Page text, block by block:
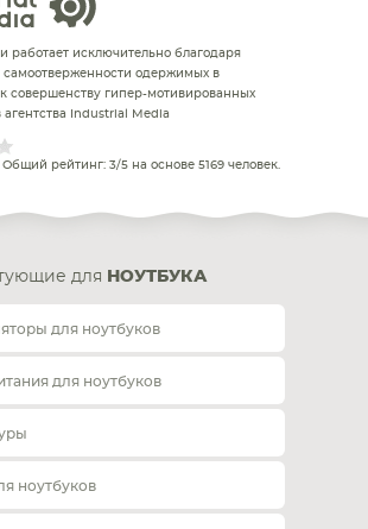
работает исключительно благодаря
самоотверженности одержимых в
совершенству гипер-мотивированных
агентства Industrial Media
. Общий рейтинг: 3/5 на основе 5169 человек.
для НОУТБУКА
для ноутбуков
для ноутбуков
ноутбуков